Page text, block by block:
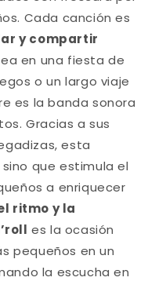
Cada canción es
y compartir
en una fiesta de
o un largo viaje
es la banda sonora
Gracias a sus
esta
que estimula el
a enriquecer
ritmo y la
es la ocasión
pequeños en un
la escucha en